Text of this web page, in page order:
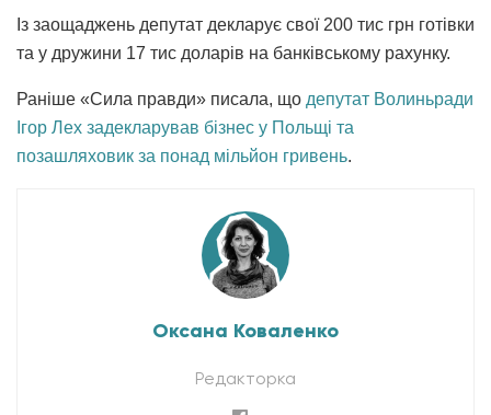
Із заощаджень депутат декларує свої 200 тис грн готівки
та у дружини 17 тис доларів на банківському рахунку.
Раніше «Сила правди» писала, що депутат Волиньради
Ігор Лех задекларував бізнес у Польщі та
позашляховик за понад мільйон гривень.
Оксана Коваленко
Редакторка